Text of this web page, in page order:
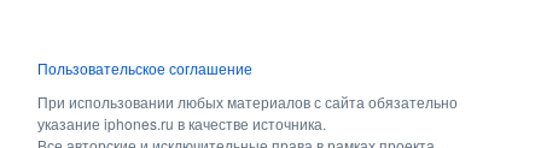
Пользовательское соглашение
При использовании любых материалов с сайта обязательно
указание iphones.ru в качестве источника.